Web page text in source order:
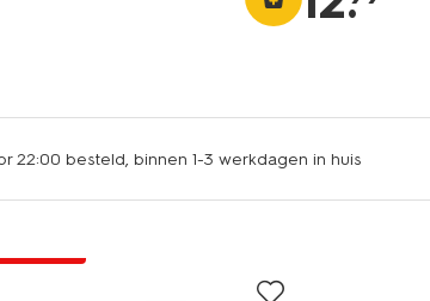
22:00 besteld, binnen 1-3 werkdagen in huis